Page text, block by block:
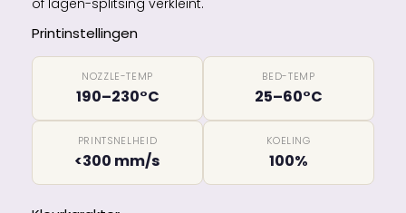
of lagen-splitsing verkleint.
Printinstellingen
NOZZLE-TEMP
190–230°C
BED-TEMP
25–60°C
PRINTSNELHEID
<300 mm/s
KOELING
100%